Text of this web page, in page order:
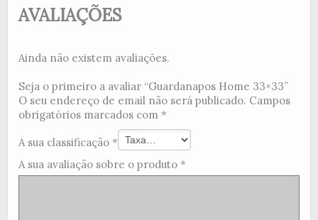
AVALIAÇÕES
Ainda não existem avaliações.
Seja o primeiro a avaliar “Guardanapos Home 33×33”
O seu endereço de email não será publicado. Campos
obrigatórios marcados com *
A sua classificação *
A sua avaliação sobre o produto *